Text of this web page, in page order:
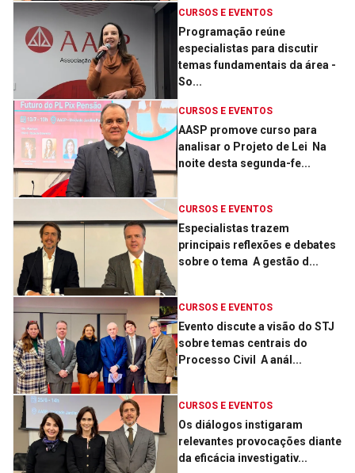
CURSOS E EVENTOS
Programação reúne
especialistas para discutir
temas fundamentais da área ­
So...
CURSOS E EVENTOS
AASP promove curso para
analisar o Projeto de Lei ­ Na
noite desta segunda-fe...
CURSOS E EVENTOS
Especialistas trazem
principais reflexões e debates
sobre o tema ­ A gestão d...
CURSOS E EVENTOS
Evento discute a visão do STJ
sobre temas centrais do
Processo Civil ­ A anál...
CURSOS E EVENTOS
Os diálogos instigaram
relevantes provocações diante
da eficácia investigativ...